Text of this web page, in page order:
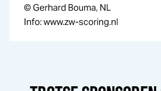
© Gerhard Bouma, NL
Info: www.zw-scoring.nl